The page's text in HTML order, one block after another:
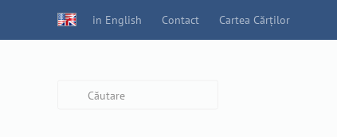
in English Contact Cartea Cărților